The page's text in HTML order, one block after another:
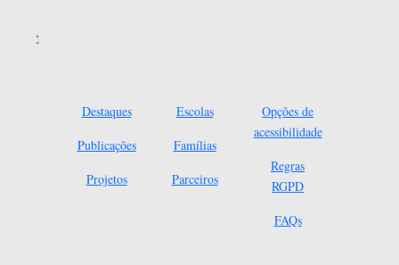
Destaques
Publicações
Projetos
Escolas
Famílias
Parceiros
Opções de
acessibilidade
Regras
RGPD
FAQs